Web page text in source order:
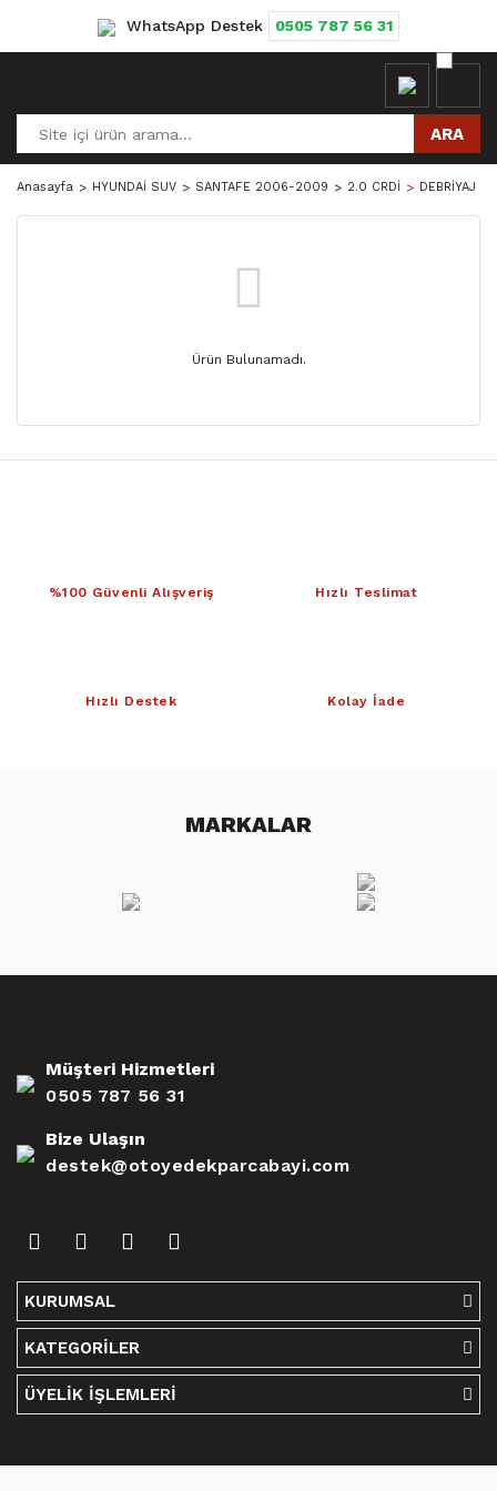
WhatsApp Destek 0505 787 56 31
ARA
Anasayfa HYUNDAİ SUV SANTAFE 2006-2009 2.0 CRDİ DEBRİYAJ
Ürün Bulunamadı.
%100 Güvenli Alışveriş Hızlı Teslimat
Hızlı Destek Kolay İade
MARKALAR
Müşteri Hizmetleri
0505 787 56 31
Bize Ulaşın
destek@otoyedekparcabayi.com
KURUMSAL
KATEGORİLER
ÜYELİK İŞLEMLERİ